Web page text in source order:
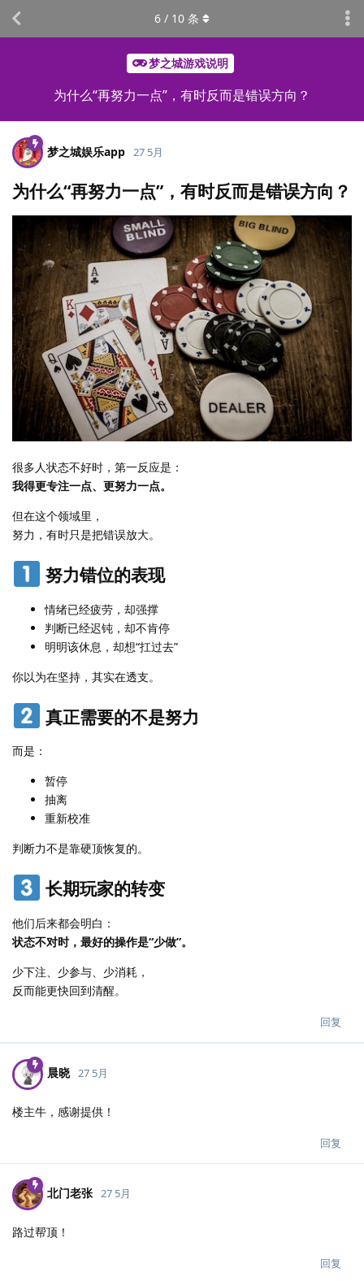
梦之城游戏说明
为什么“再努力一点”，有时反而是错误方向？
6 / 10 条
梦之城娱乐app 27 5月
为什么“再努力一点”，有时反而是错误方向？
很多人状态不好时，第一反应是：
我得更专注一点、更努力一点。
但在这个领域里，
努力，有时只是把错误放大。
努力错位的表现
情绪已经疲劳，却强撑
判断已经迟钝，却不肯停
明明该休息，却想“扛过去”
你以为在坚持，其实在透支。
真正需要的不是努力
而是：
暂停
抽离
重新校准
判断力不是靠硬顶恢复的。
长期玩家的转变
他们后来都会明白：
状态不对时，最好的操作是“少做”。
少下注、少参与、少消耗，
反而能更快回到清醒。
回复
晨晓 27 5月
楼主牛，感谢提供！
回复
北门老张 27 5月
路过帮顶！
回复